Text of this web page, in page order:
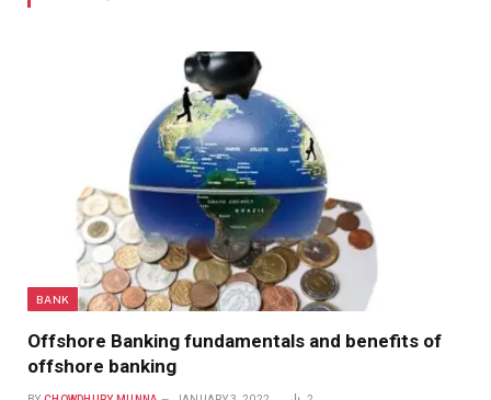
BANK
Offshore Banking fundamentals and benefits of
offshore banking